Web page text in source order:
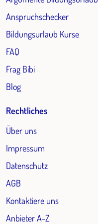
Anspruchschecker
Bildungsurlaub Kurse
FAQ
Frag Bibi
Blog
Rechtliches
Über uns
Impressum
Datenschutz
AGB
Kontaktiere uns
Anbieter A-Z